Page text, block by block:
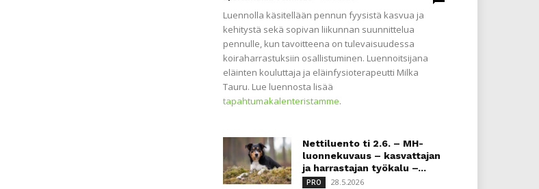
Luennolla käsitellään pennun fyysistä kasvua ja
kehitystä sekä sopivan liikunnan suunnittelua
pennulle, kun tavoitteena on tulevaisuudessa
koiraharrastuksiin osallistuminen. Luennoitsijana
eläinten kouluttaja ja eläinfysioterapeutti Milka
Tauru. Lue luennosta lisää
tapahtumakalenteristamme.
Nettiluento ti 2.6. – MH-
luonnekuvaus – kasvattajan
ja harrastajan työkalu –...
PRO 28.5.2026